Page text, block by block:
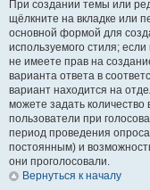
При создании темы или
щёлкните на вкладке или
основной формой для
используемого стиля;
не имеете прав на
варианта ответа в
вариант находится на
можете задать количество
пользователи при
период проведения
постоянным) и
они проголосовали.
Вернуться к началу